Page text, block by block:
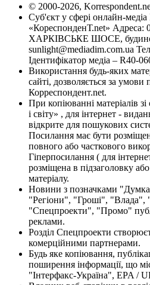
© 2000-2026,
Суб'єкт у сфері онлайн-
«КореспонденТ.net» Адреса:
ХАРКІВСЬКЕ ШОСЕ,
sunlight@mediadim.com.ua
Ідентифікатор медіа – R40-
Використання будь-яких
сайті, дозволяється за умови
Корреспондент.net.
При копіюванні матеріалів
і світу» , для інтернет -
відкрите для пошукових
Посилання має бути
повного або часткового
Гіперпосилання ( для
розміщена в підзаголовку
матеріалу.
Новини з позначками
"Регіони", "Гроші",
"Спецпроекти", "Промо"
реклами.
Розділ Спецпроекти
комерційними партнерами.
Будь яке копіювання,
поширення інформації, що
"Інтерфакс-Україна", EPA /